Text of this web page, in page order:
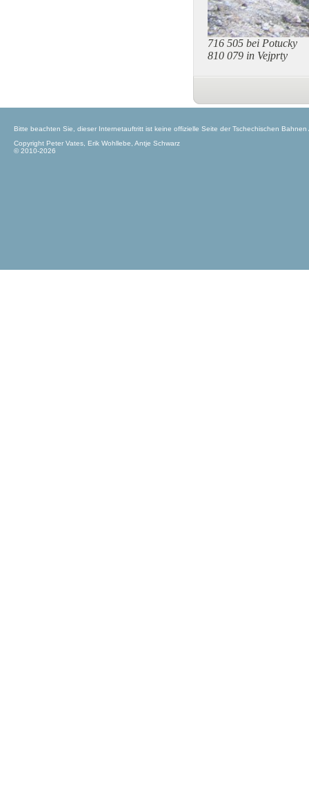
716 505 bei Potucky
810 079 in Vejprty
Bitte beachten Sie, dieser Internetauftritt ist keine offizielle Seite der Tschechischen
Copyright Peter Vates, Erik Wohllebe, Antje Schwarz
© 2010-2026